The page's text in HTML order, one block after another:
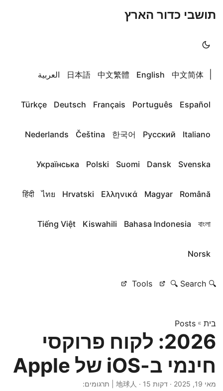
תושבי כדור הארץ
中文简体
English
中文繁體
日本語 العربية
Español
Português
Français
Deutsch
Türkçe
Italiano
Русский
한국어
Čeština
Nederlands
Svenska
Dansk
Suomi
Polski
Українська
Română
Magyar
Ελληνικά
Hrvatski
ไทย
हिंदी
বাংলা
Bahasa Indonesia
Kiswahili
Tiếng Việt
Norsk
🔍 Search 🔍
Tools
בית »
Posts
2026: לקוח פרוקסי
חינמי ב-iOS של Apple
מאי 19, 2025
· דקות 15 · 地球人 | תרגומים: